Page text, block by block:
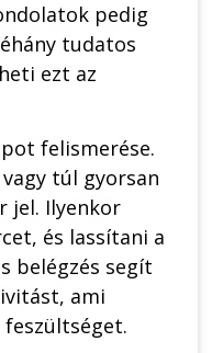
pedig
tudatos
ezt az
felismerése.
túl gyorsan
jel. Ilyenkor
és lassítani a
belégzés segít
ami